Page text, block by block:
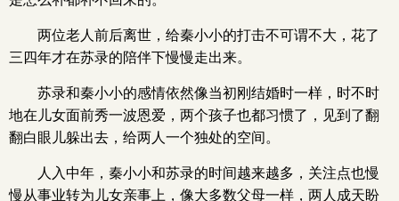
两位老人前后离世，给秦小小的打击不可谓不大，花了
三四年才在苏录的陪伴下慢慢走出来。
苏录和秦小小的感情依然像当初刚结婚时一样，时不时
地在儿女面前秀一波恩爱，两个孩子也都习惯了，见到了翻
翻白眼儿躲出去，给两人一个独处的空间。
人入中年，秦小小和苏录的时间越来越多，关注点也慢
慢从事业转为儿女亲事上，像大多数父母一样，两人成天盼